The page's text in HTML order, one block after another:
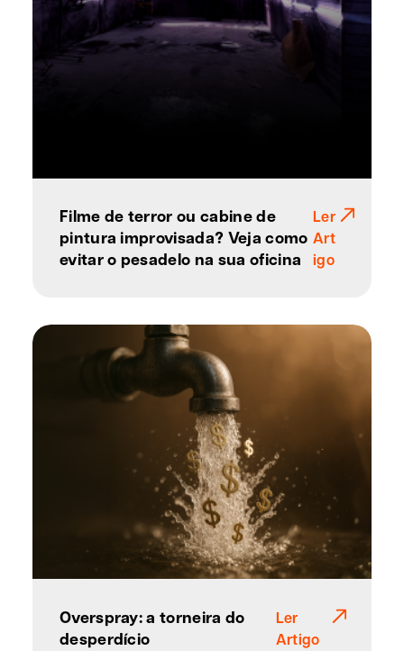
Filme de terror ou cabine de
pintura improvisada? Veja como
evitar o pesadelo na sua oficina
Ler
Art
igo
Overspray: a torneira do
desperdício
Ler
Artigo